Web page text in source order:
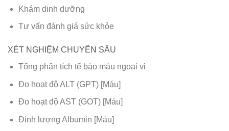
Khám dinh dưỡng
Tư vấn đánh giá sức khỏe
XÉT NGHIỆM CHUYÊN SÂU
Tổng phân tích tế bào máu ngoại vi
Đo hoạt độ ALT (GPT) [Máu]
Đo hoạt độ AST (GOT) [Máu]
Định lượng Albumin [Máu]